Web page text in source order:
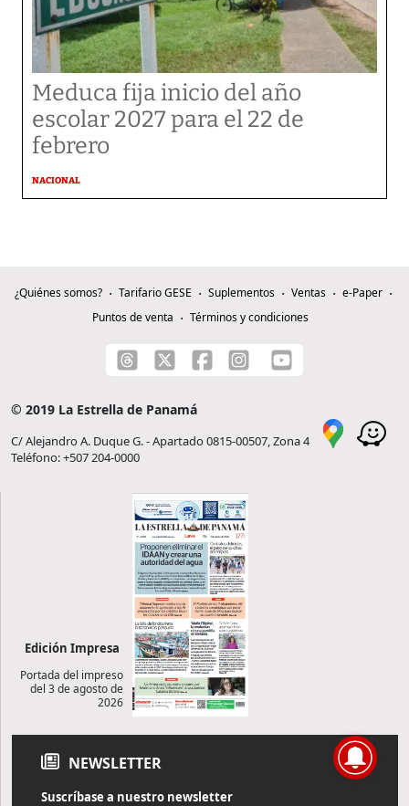
Meduca fija inicio del año
escolar 2027 para el 22 de
febrero
NACIONAL
¿Quiénes somos? Tarifario GESE Suplementos Ventas
e-Paper
Puntos de venta
Términos y condiciones
© 2019 La Estrella de Panamá
C/ Alejandro A. Duque G. - Apartado 0815-00507, Zona 4
Teléfono: +507 204-0000
Edición Impresa
Portada del impreso
del 3 de agosto de
2026
NEWSLETTER
Suscríbase a nuestro newsletter